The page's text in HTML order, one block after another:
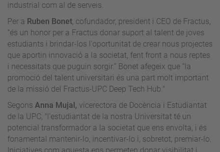
industrial com al de serveis.
Per a Ruben Bonet, cofundador, president i CEO de Fractus,
“és un honor per a Fractus donar suport al talent de joves
estudiants i brindar-los l'oportunitat de crear nous projectes
que aportin innovació a la societat, fent front a nous reptes
i necessitats que puguin sorgir.” Bonet afegeix que “la
promoció del talent universitari és una part molt important
de la missió del Fractus-UPC Deep Tech Hub."
Segons Anna Mujal, vicerectora de Docència i Estudiantat
de la UPC, "l'estudiantat de la nostra Universitat té un
potencial transformador a la societat que ens envolta, i és
fonamental mantenir-lo, incentivar-lo i, sobretot, premiar-lo.